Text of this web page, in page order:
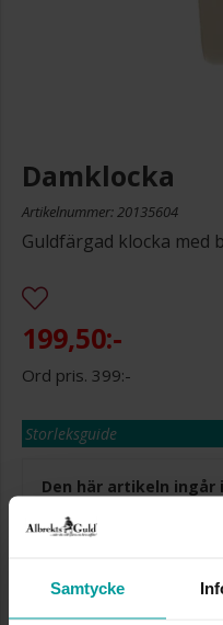
Samtycke
Damklocka
Artikelnummer: 20135604
Guldfärgad klocka med
199,50:-
399:-
Storleksguide
Den här artikeln ingår
Sommarrea - 50%!
50% rabatt på utvalda